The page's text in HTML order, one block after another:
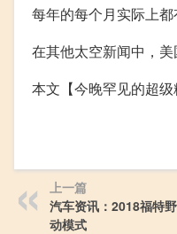
每年的每个月实际上
在其他太空新闻中，美
本文【今晚罕见的超
上一篇
汽车资讯：2018福特
动模式